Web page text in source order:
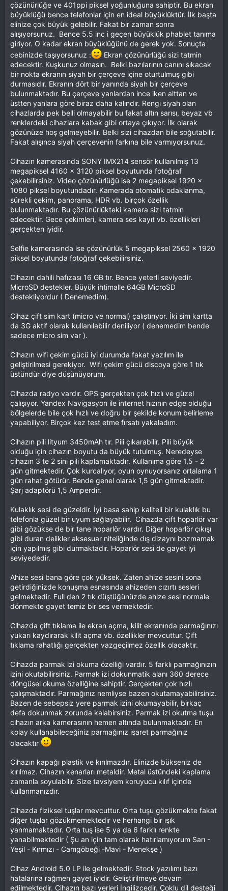
çözünürlüğe ve 401ppi piksel yoğunluğuna sahiptir. Bu ekran
büyüklüğü bence telefonlar için en ideal büyüklüktür. İlk başta
elinize çok büyük gelebilir. Fakat bir zaman sonra
alışıyorsunuz. Bence 5.5 inc i geçen büyüklük phablet tanıma
giriyor. O kadar ekran büyüklüğünü de gerek yok. Sonuçta
cebinizde taşıyorsunuz :
Ekran çözünürlüğü sizi tatmin
edecektir. Kuşkunuz olmasın. Belki bazılarının canını sıkacak
bir nokta ekranın siyah bir çerçeve içine oturtulmuş gibi
durmasıdır. Ekranın dört bir yanında siyah bir çerçeve
bulunmaktadır. Bu çerçeve yanlardan ince iken alttan ve
üstten yanlara göre biraz daha kalındır. Rengi siyah olan
cihazlarda pek belli olmayabilir bu fakat altın sarısı, beyaz vb
renklerdeki cihazlara kabak gibi ortaya çıkıyor. İlk olarak
gözünüze hoş gelmeyebilir. Belki sizi cihazdan bile soğutabilir.
Fakat alışınca siyah çerçevenin farkına bile varmıyorsunuz.
Cihazın kamerasında SONY IMX214 sensör kullanılmış 13
megapiksel 4160 x 3120 piksel boyutunda fotoğraf
çekebilirsiniz. Video çözünürlüğü ise 2 megapiksel 1920 x
1080 piksel boyutundadır. Kamerada otomatik odaklanma,
sürekli çekim, panorama, HDR vb. birçok özellik
bulunmaktadır. Bu çözünürlükteki kamera sizi tatmin
edecektir. Gece çekimleri, kamera ses kayıt vb. özellikleri
gerçekten iyidir.
Selfie kamerasında ise çözünürlük 5 megapiksel 2560 x 1920
piksel boyutunda fotoğraf çekebilirsiniz.
Cihazın dahili hafızası 16 GB tır. Bence yeterli seviyedir.
MicroSD destekler. Büyük ihtimalle 64GB MicroSD
destekliyordur ( Denemedim).
Cihaz çift sim kart (micro ve normal) çalıştırıyor. İki sim kartta
da 3G aktif olarak kullanılabilir deniliyor ( denemedim bende
sadece micro sim var ).
Cihazın wifi çekim gücü iyi durumda fakat yazılım ile
geliştirilmesi gerekiyor. Wifi çekim gücü discoya göre 1 tık
üstündür diye düşünüyorum.
Cihazda radyo vardır. GPS gerçekten çok hızlı ve güzel
çalışıyor. Yandex Navigasyon ile internet hızının edge olduğu
bölgelerde bile çok hızlı ve doğru bir şekilde konum belirleme
yapabiliyor. Birçok kez test etme fırsatı yakaladım.
Cihazın pili lityum 3450mAh tır. Pili çıkarabilir. Pili büyük
olduğu için cihazın boyutu da büyük tutulmuş. Neredeyse
cihazın 3 te 2 sini pili kaplamaktadır. Kullanıma göre 1,5 - 2
gün gitmektedir. Çok kurcalıyor, oyun oynuyorsanız ortalama 1
gün rahat götürür. Bende genel olarak 1,5 gün gitmektedir.
Şarj adaptörü 1,5 Amperdir.
Kulaklık sesi de güzeldir. İyi basa sahip kaliteli bir kulaklık bu
telefonla güzel bir uyum sağlayabilir. Cihazda çift hoparlör var
gibi gözükse de bir tane hoparlör vardır. Diğer hoparlör çıkışı
gibi duran delikler aksesuar niteliğinde dış dizaynı bozmamak
için yapılmış gibi durmaktadır. Hoparlör sesi de gayet iyi
seviyededir.
Ahize sesi bana göre çok yüksek. Zaten ahize sesini sona
getirdiğinizde konuşma esnasında ahizeden cızırtı sesleri
gelmektedir. Full den 2 tık düştüğünüzde ahize sesi normale
dönmekte gayet temiz bir ses vermektedir.
Cihazda çift tıklama ile ekran açma, kilit ekranında parmağınızı
yukarı kaydırarak kilit açma vb. özellikler mevcuttur. Çift
tıklama rahatlığı gerçekten vazgeçilmez özellik olacaktır.
Cihazda parmak izi okuma özelliği vardır. 5 farklı parmağınızın
izini okutabilirsiniz. Parmak izi dokunmatik alanı 360 derece
döngüsel okuma özelliğine sahiptir. Gerçekten çok hızlı
çalışmaktadır. Parmağınız nemliyse bazen okutamayabilirsiniz.
Bazen de sebepsiz yere parmak izini okumayabilir, birkaç
defa dokunmak zorunda kalabirsiniz. Parmak izi okutma tuşu
cihazın arka kamerasının hemen altında bulunmaktadır. En
kolay kullanabileceğiniz parmağınız işaret parmağınız
olacaktır
Cihazın kapağı plastik ve kırılmazdır. Elinizde bükseniz de
kırılmaz. Cihazın kenarları metaldir. Metal üstündeki kaplama
zamanla soyulabilir. Size tavsiyem koruyucu kılıf içinde
kullanmanızdır.
Cihazda fiziksel tuşlar mevcuttur. Orta tuşu gözükmekte fakat
diğer tuşlar gözükmemektedir ve herhangi bir ışık
yanmamaktadır. Orta tuş ise 5 ya da 6 farklı renkte
yanabilmektedir ( Şu an için tam olarak hatırlamıyorum Sarı -
Yeşil - Kırmızı - Camgöbeği -Mavi - Menekşe )
Cihaz Android 5.0 LP ile gelmektedir. Stock yazılımı bazı
hatalarına rağmen gayet iyidir. Geliştirilmeye devam
edilmektedir. Cihazın bazı yerleri İngilizcedir. Çoklu dil desteği